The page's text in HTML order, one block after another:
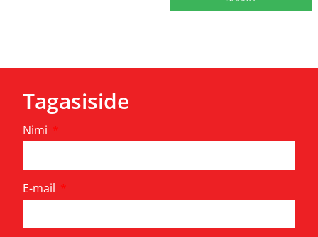
Tagasiside
Nimi
E-mail